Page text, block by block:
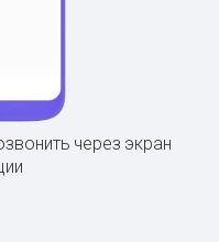
через экран